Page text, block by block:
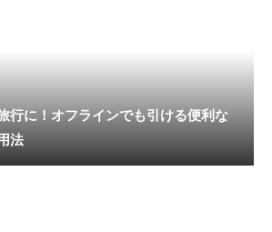
行に！オフラインでも引ける便利な
法